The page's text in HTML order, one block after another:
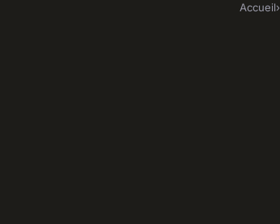
Accueil›